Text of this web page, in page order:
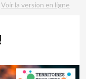
Voir la version en ligne